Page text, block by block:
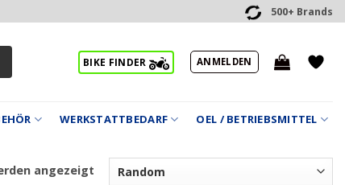
500+ Brands
BIKE FINDER ANMELDEN
WERKSTATTBEDARF OEL / BETRIEBSMITTEL
angezeigt